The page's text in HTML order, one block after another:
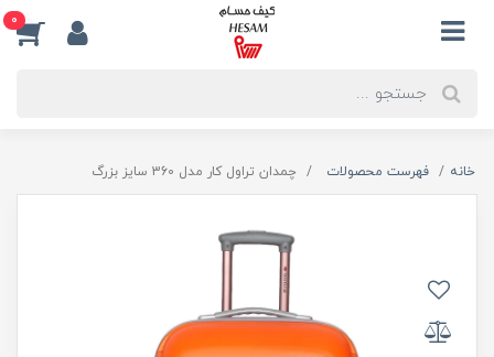
0
خانه فهرست محصولات چمدان تراول کار مدل 360 سایز بزرگ